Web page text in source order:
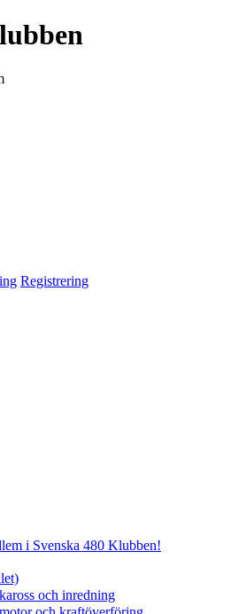
Registrering
i Svenska 480 Klubben!
och inredning